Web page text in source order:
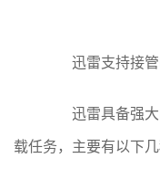
迅雷支持接管
迅雷具备强大
载任务，主要有以下几